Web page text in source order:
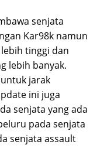
senjata
Kar98k namun
tinggi dan
lebih banyak.
jarak
ini juga
senjata yang ada
pada senjata
senjata assault